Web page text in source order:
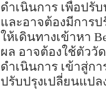
ดำเนินการ เพื่อปรั
และอาจต้องมีการ
ให้เดินทางเข้าหา
ผล อาจต้องใช้ตัววั
ดำเนินการ เข้าสู่ก
ปรับปรุงเปลี่ยนแปล